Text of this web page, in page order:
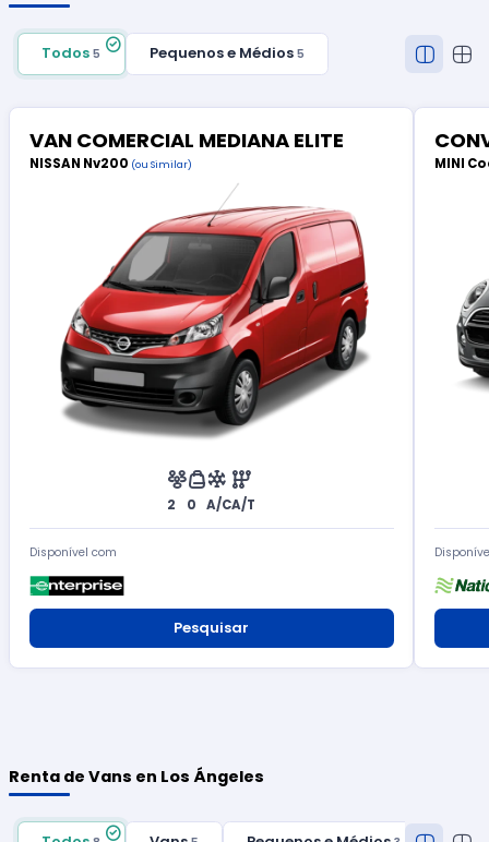
Todos5 Pequenos e Médios 5
VAN COMERCIAL MEDIANA ELITE
NISSAN Nv200 (ou Similar)
2 0 A/CA/T
Disponível com
Pesquisar
MINI
Renta de Vans en Los Ángeles